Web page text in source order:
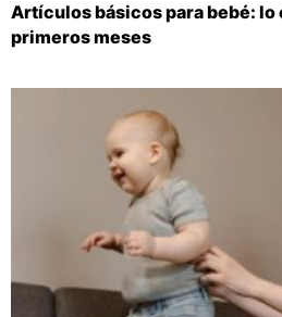
Artículos básicos para bebé: lo
primeros meses